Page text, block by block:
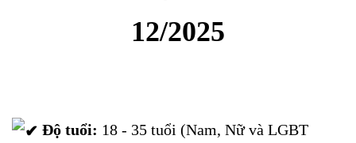
12/2025
Độ tuổi: 18 - 35 tuổi (Nam, Nữ và LGBT